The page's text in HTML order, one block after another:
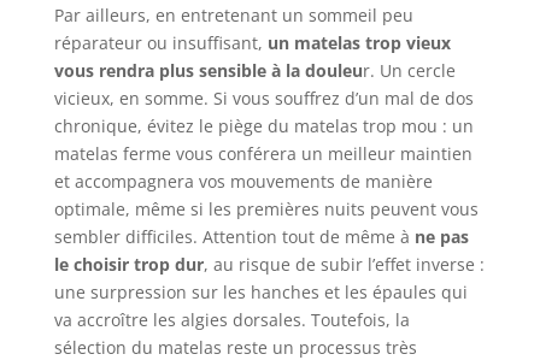
Par ailleurs, en entretenant un sommeil peu
réparateur ou insuffisant, un matelas trop vieux
vous rendra plus sensible à la douleur. Un cercle
vicieux, en somme. Si vous souffrez d’un mal de dos
chronique, évitez le piège du matelas trop mou : un
matelas ferme vous conférera un meilleur maintien
et accompagnera vos mouvements de manière
optimale, même si les premières nuits peuvent vous
sembler difficiles. Attention tout de même à ne pas
le choisir trop dur, au risque de subir l’effet inverse :
une surpression sur les hanches et les épaules qui
va accroître les algies dorsales. Toutefois, la
sélection du matelas reste un processus très